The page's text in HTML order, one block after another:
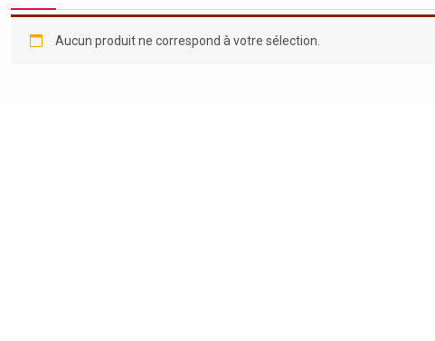
Aucun produit ne correspond à votre sélection.